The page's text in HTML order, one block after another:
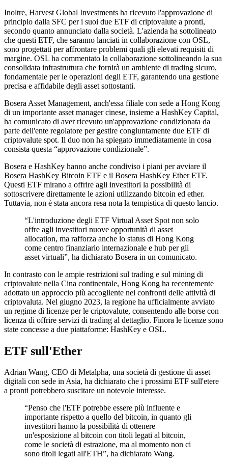
Inoltre, Harvest Global Investments ha ricevuto l'approvazione di
principio dalla SFC per i suoi due ETF di criptovalute a pronti,
secondo quanto annunciato dalla società. L'azienda ha sottolineato
che questi ETF, che saranno lanciati in collaborazione con OSL,
sono progettati per affrontare problemi quali gli elevati requisiti di
margine. OSL ha commentato la collaborazione sottolineando la sua
consolidata infrastruttura che fornirà un ambiente di trading sicuro,
fondamentale per le operazioni degli ETF, garantendo una gestione
precisa e affidabile degli asset sottostanti.
Bosera Asset Management, anch'essa filiale con sede a Hong Kong
di un importante asset manager cinese, insieme a HashKey Capital,
ha comunicato di aver ricevuto un'approvazione condizionata da
parte dell'ente regolatore per gestire congiuntamente due ETF di
criptovalute spot. Il duo non ha spiegato immediatamente in cosa
consista questa “approvazione condizionale”.
Bosera e HashKey hanno anche condiviso i piani per avviare il
Bosera HashKey Bitcoin ETF e il Bosera HashKey Ether ETF.
Questi ETF mirano a offrire agli investitori la possibilità di
sottoscrivere direttamente le azioni utilizzando bitcoin ed ether.
Tuttavia, non è stata ancora resa nota la tempistica di questo lancio.
“L'introduzione degli ETF Virtual Asset Spot non solo
offre agli investitori nuove opportunità di asset
allocation, ma rafforza anche lo status di Hong Kong
come centro finanziario internazionale e hub per gli
asset virtuali”, ha dichiarato Bosera in un comunicato.
In contrasto con le ampie restrizioni sul trading e sul mining di
criptovalute nella Cina continentale, Hong Kong ha recentemente
adottato un approccio più accogliente nei confronti delle attività di
criptovaluta. Nel giugno 2023, la regione ha ufficialmente avviato
un regime di licenze per le criptovalute, consentendo alle borse con
licenza di offrire servizi di trading al dettaglio. Finora le licenze sono
state concesse a due piattaforme: HashKey e OSL.
ETF sull'Ether
Adrian Wang, CEO di Metalpha, una società di gestione di asset
digitali con sede in Asia, ha dichiarato che i prossimi ETF sull'etere
a pronti potrebbero suscitare un notevole interesse.
“Penso che l'ETF potrebbe essere più influente e
importante rispetto a quello del bitcoin, in quanto gli
investitori hanno la possibilità di ottenere
un'esposizione al bitcoin con titoli legati al bitcoin,
come le società di estrazione, ma al momento non ci
sono titoli legati all'ETH”, ha dichiarato Wang.